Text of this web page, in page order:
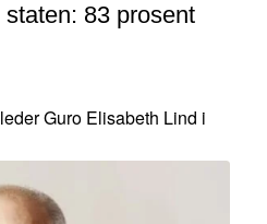
83 prosent
Guro Elisabeth Lind i